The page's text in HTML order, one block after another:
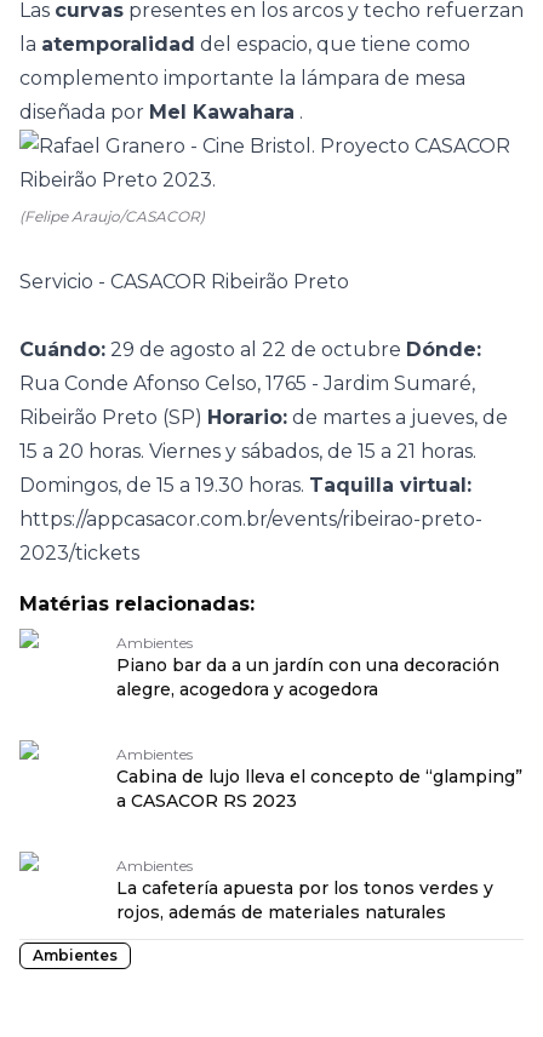
Las curvas presentes en los arcos y techo refuerzan
la atemporalidad del espacio, que tiene como
complemento importante la lámpara de mesa
diseñada por Mel Kawahara .
(Felipe Araujo/CASACOR)
Servicio - CASACOR Ribeirão Preto
Cuándo: 29 de agosto al 22 de octubre Dónde:
Rua Conde Afonso Celso, 1765 - Jardim Sumaré,
Ribeirão Preto (SP) Horario: de martes a jueves, de
15 a 20 horas. Viernes y sábados, de 15 a 21 horas.
Domingos, de 15 a 19.30 horas. Taquilla virtual:
https://appcasacor.com.br/events/ribeirao-preto-
2023/tickets
Matérias relacionadas:
Ambientes
Piano bar da a un jardín con una decoración
alegre, acogedora y acogedora
Ambientes
Cabina de lujo lleva el concepto de “glamping”
a CASACOR RS 2023
Ambientes
La cafetería apuesta por los tonos verdes y
rojos, además de materiales naturales
Ambientes